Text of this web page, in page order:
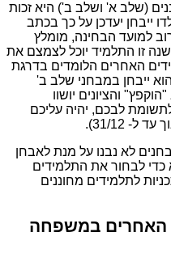
(שלב א' ושלב ב') היא זכות
ייבחן יעדכן על כך בכתב
למועד הבחינה, מומלץ
זו התלמיד יוכל לצמצם את
האחרים הלומדים בדרגת
ייבחן במבחני שלב ב'
והציונים יושוו
לבכם, יהיה עליכם
31/12).
לא נבנו על מנת לאבחן
כדי לבחור את התלמידים
לתלמידים מחוננים
האחרים במשפחה